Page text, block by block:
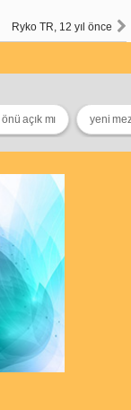
Ryko TR, 12 yıl önce
açık mı yeni